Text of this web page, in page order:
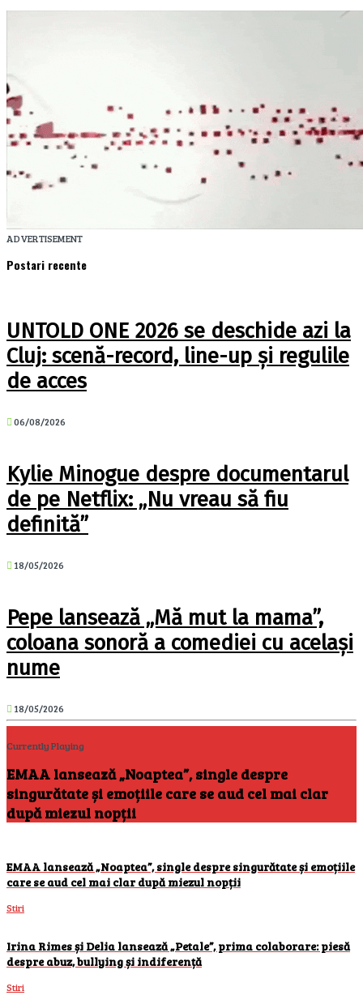
ADVERTISEMENT
Postari recente
UNTOLD ONE 2026 se deschide azi la
Cluj: scenă-record, line-up și regulile
de acces
06/08/2026
Kylie Minogue despre documentarul
de pe Netflix: „Nu vreau să fiu
definită”
18/05/2026
Pepe lansează „Mă mut la mama”,
coloana sonoră a comediei cu același
nume
18/05/2026
Currently Playing
EMAA lansează „Noaptea”, single despre
singurătate și emoțiile care se aud cel mai clar
după miezul nopții
EMAA lansează „Noaptea”, single despre singurătate și emoțiile
care se aud cel mai clar după miezul nopții
Stiri
Irina Rimes și Delia lansează „Petale”, prima colaborare: piesă
despre abuz, bullying și indiferență
Stiri